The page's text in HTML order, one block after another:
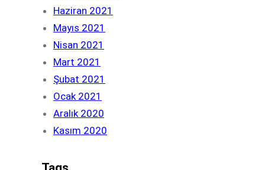
Haziran 2021
Mayıs 2021
Nisan 2021
Mart 2021
Şubat 2021
Ocak 2021
Aralık 2020
Kasım 2020